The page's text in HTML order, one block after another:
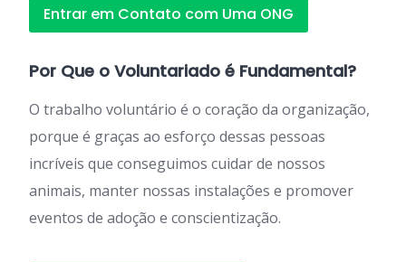
Entrar em Contato com Uma ONG
Por Que o Voluntariado é Fundamental?
O trabalho voluntário é o coração da organização,
porque é graças ao esforço dessas pessoas
incríveis que conseguimos cuidar de nossos
animais, manter nossas instalações e promover
eventos de adoção e conscientização.